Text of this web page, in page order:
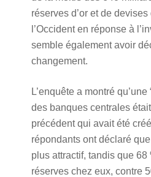
réserves d’or et de
l’Occident en réponse à
semble également avoir
changement.
L’enquête a montré
des banques centrales
précédent qui avait été
répondants ont déclaré
plus attractif, tandis que 68
réserves chez eux, contre